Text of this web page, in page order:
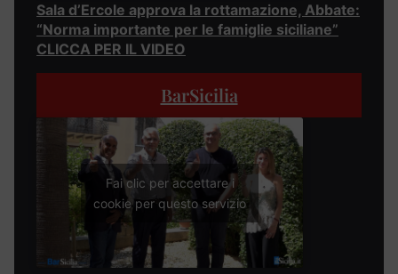
Sala d’Ercole approva la rottamazione, Abbate:
“Norma importante per le famiglie siciliane”
CLICCA PER IL VIDEO
BarSicilia
Fai clic per accettare i
cookie per questo servizio